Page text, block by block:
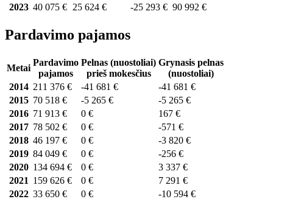
2023 40 075 € 25 624 € -25 293 € 90 992 €
Pardavimo pajamos
Metai
Pardavimo
pajamos
Pelnas (nuostoliai)
prieš mokesčius
Grynasis pelnas
(nuostoliai)
2014 211 376 € -41 681 €
-41 681 €
2015 70 518 € -5 265 €
-5 265 €
2016 71 913 € 0 €
167 €
2017 78 502 € 0 €
-571 €
2018 46 197 € 0 €
-3 820 €
2019 84 049 € 0 €
-256 €
2020 134 694 € 0 €
3 337 €
2021 159 626 € 0 €
7 291 €
2022 33 650 € 0 € -10 594 €